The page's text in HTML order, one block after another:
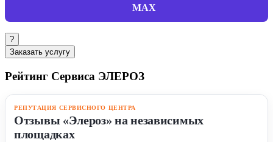
MAX
?
Заказать услугу
Рейтинг Сервиса ЭЛЕРОЗ
РЕПУТАЦИЯ СЕРВИСНОГО ЦЕНТРА
Отзывы «Элероз» на независимых
площадках